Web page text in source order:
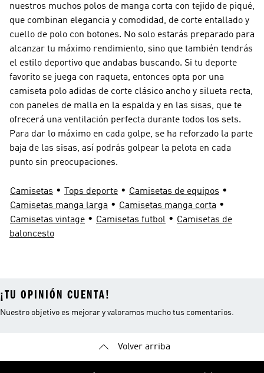
nuestros muchos polos de manga corta con tejido de piqué,
que combinan elegancia y comodidad, de corte entallado y
cuello de polo con botones. No solo estarás preparado para
alcanzar tu máximo rendimiento, sino que también tendrás
el estilo deportivo que andabas buscando. Si tu deporte
favorito se juega con raqueta, entonces opta por una
camiseta polo adidas de corte clásico ancho y silueta recta,
con paneles de malla en la espalda y en las sisas, que te
ofrecerá una ventilación perfecta durante todos los sets.
Para dar lo máximo en cada golpe, se ha reforzado la parte
baja de las sisas, así podrás golpear la pelota en cada
punto sin preocupaciones.
Camisetas • Tops deporte • Camisetas de equipos •
Camisetas manga larga • Camisetas manga corta •
Camisetas vintage • Camisetas futbol • Camisetas de
baloncesto
¡TU OPINIÓN CUENTA!
Nuestro objetivo es mejorar y valoramos mucho tus comentarios.
Volver arriba